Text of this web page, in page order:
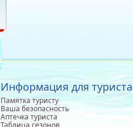
Информация для туриста
Памятка туристу
Ваша безопасность
Аптечка туриста
Таблица сезонов